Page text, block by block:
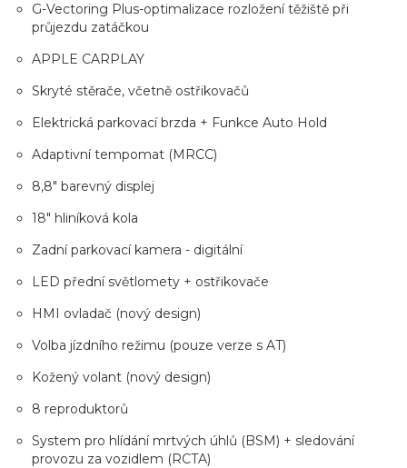
G-Vectoring Plus-optimalizace rozložení těžiště při
průjezdu zatáčkou
APPLE CARPLAY
Skryté stěrače, včetně ostřikovačů
Elektrická parkovací brzda + Funkce Auto Hold
Adaptivní tempomat (MRCC)
8,8" barevný displej
18" hliníková kola
Zadní parkovací kamera - digitální
LED přední světlomety + ostřikovače
HMI ovladač (nový design)
Volba jízdního režimu (pouze verze s AT)
Kožený volant (nový design)
8 reproduktorů
System pro hlídání mrtvých úhlů (BSM) + sledování
provozu za vozidlem (RCTA)